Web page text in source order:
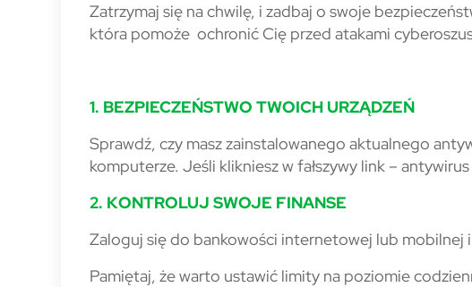
Zatrzymaj się na chwilę, i zadbaj o swoje
która pomoże ochronić Cię przed atakami
1. BEZPIECZEŃSTWO TWOICH URZĄDZEŃ
Sprawdź, czy masz zainstalowanego aktualnego
komputerze. Jeśli klikniesz w fałszywy link –
2. KONTROLUJ SWOJE FINANSE
Zaloguj się do bankowości internetowej lub
Pamiętaj, że warto ustawić limity na poziomie